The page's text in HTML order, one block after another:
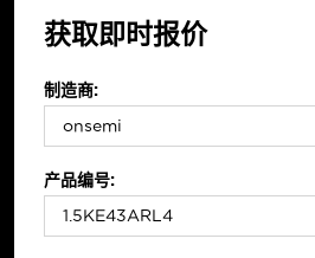
获取即时报价
制造商:
产品编号: